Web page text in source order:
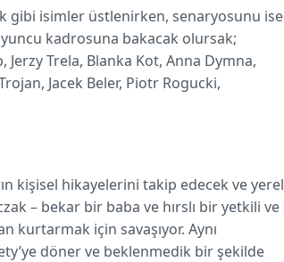
gibi isimler üstlenirken, senaryosunu ise
kadrosuna bakacak olursak;
Trela, Blanka Kot, Anna Dymna,
Jacek Beler, Piotr Rogucki,
kişisel hikayelerini takip edecek ve yerel
– bekar bir baba ve hırslı bir yetkili ve
kurtarmak için savaşıyor. Aynı
döner ve beklenmedik bir şekilde